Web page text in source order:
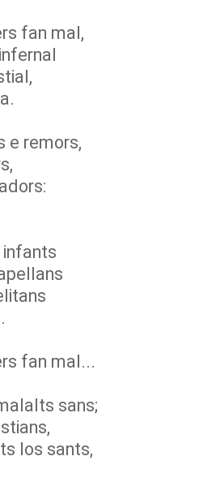
fan mal,
e remors,
infants
fan mal...
sans;
los sants,